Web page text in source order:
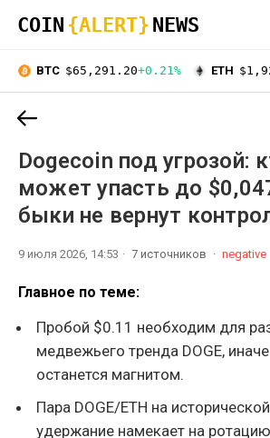
COIN {ALERT} NEWS
BTC $65,291.20+0.21% ETH
Dogecoin под угрозой:
может упасть до
быки не вернут
9 июля 2026, 14:53 7 источников negative
Главное по теме:
Пробой $0.11 необходим для
медвежьего тренда DOGE,
останется магнитом.
Пара DOGE/ETH на
удержание намекает на